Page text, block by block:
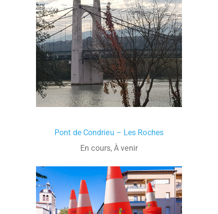
Pont de Condrieu – Les Roches
En cours, À venir